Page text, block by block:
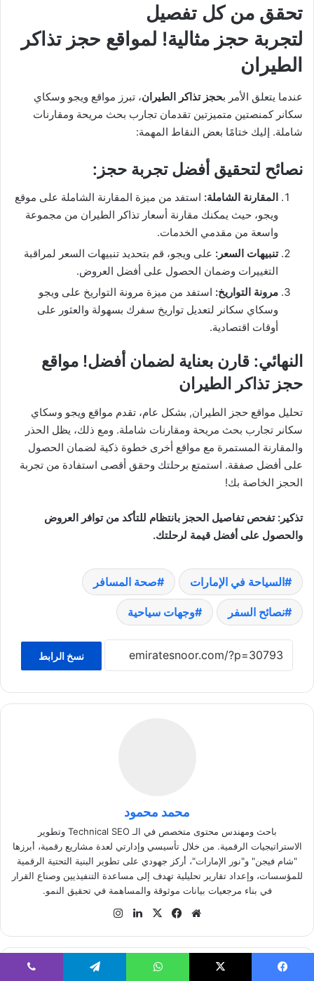
تحقق من كل تفصيل
لتجربة حجز مثالية! لمواقع حجز تذاكر
الطيران
عندما يتعلق الأمر بحجز تذاكر الطيران، تبرز مواقع ويجو وسكاي
سكانر كمنصتين متميزتين تقدمان تجارب بحث مريحة ومقارنات
شاملة. إليك ختامًا بعض النقاط المهمة:
نصائح لتحقيق أفضل تجربة حجز :
المقارنة الشاملة: استفد من ميزة المقارنة الشاملة على موقع
ويجو، حيث يمكنك مقارنة أسعار تذاكر الطيران من مجموعة
واسعة من مقدمي الخدمات.
تنبيهات السعر : على ويجو، قم بتحديد تنبيهات السعر لمراقبة
التغييرات وضمان الحصول على أفضل العروض.
مرونة التواريخ: استفد من ميزة مرونة التواريخ على ويجو
وسكاي سكانر لتعديل تواريخ سفرك بسهولة والعثور على
أوقات اقتصادية.
النهائي: قارن بعناية لضمان أفضل! مواقع
حجز تذاكر الطيران
تحليل مواقع حجز الطيران, بشكل عام، تقدم مواقع ويجو وسكاي
سكانر تجارب بحث مريحة ومقارنات شاملة. ومع ذلك، يظل الحذر
والمقارنة المستمرة مع مواقع أخرى خطوة ذكية لضمان الحصول
على أفضل صفقة. استمتع برحلتك وحقق أقصى استفادة من تجربة
الحجز الخاصة بك!
تذكير : تفحص تفاصيل الحجز بانتظام للتأكد من توافر العروض
والحصول على أفضل قيمة لرحلتك.
السياحة في الإمارات صحة المسافر
نصائح السفر وجهات سياحية
نسخ الرابط
محمد محمود
باحث ومهندس محتوى متخصص في الـ Technical SEO وتطوير
الاستراتيجيات الرقمية. من خلال تأسيسي وإدارتي لعدة مشاريع رقمية، أبرزها
"شام فيجن" و"نور الإمارات"، أركز جهودي على تطوير البنية التحتية الرقمية
للمؤسسات، وإعداد تقارير تحليلية تهدف إلى مساعدة التنفيذيين وصناع القرار
في بناء مرجعيات بيانات موثوقة والمساهمة في تحقيق النمو.
موق
الوي
في
وك
‫X
لينك
ام